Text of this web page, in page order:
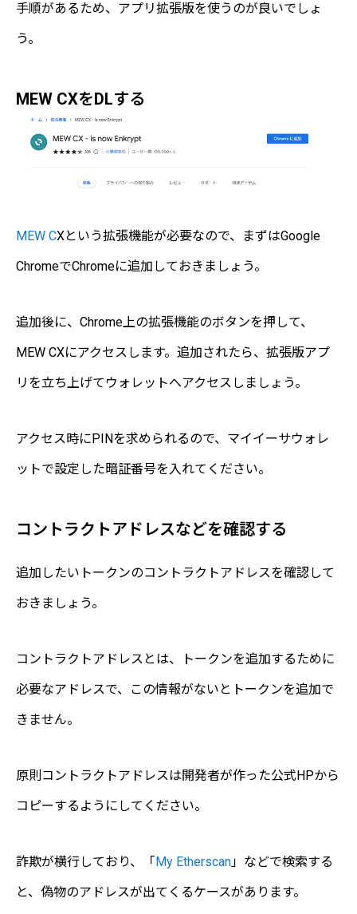
手順があるため、アプリ拡張版を使うのが良いでしょ
う。
MEW CXをDLする
MEW CXという拡張機能が必要なので、まずはGoogle
ChromeでChromeに追加しておきましょう。
追加後に、Chrome上の拡張機能のボタンを押して、
MEW CXにアクセスします。追加されたら、拡張版アプ
リを立ち上げてウォレットへアクセスしましょう。
アクセス時にPINを求められるので、マイイーサウォレ
ットで設定した暗証番号を入れてください。
コントラクトアドレスなどを確認する
追加したいトークンのコントラクトアドレスを確認して
おきましょう。
コントラクトアドレスとは、トークンを追加するために
必要なアドレスで、この情報がないとトークンを追加で
きません。
原則コントラクトアドレスは開発者が作った公式HPから
コピーするようにしてください。
詐欺が横行しており、「 My Etherscan」などで検索する
と、偽物のアドレスが出てくるケースがあります。